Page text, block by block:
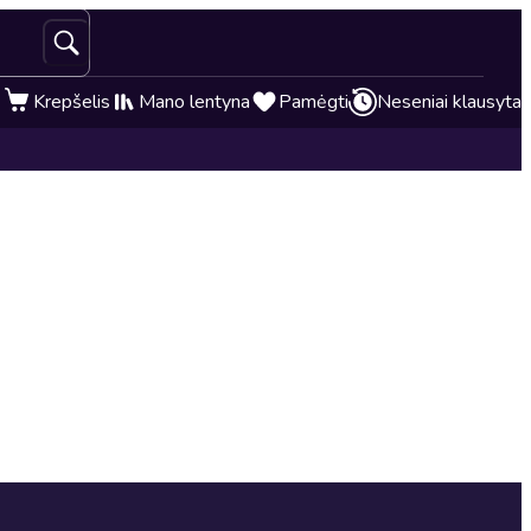
Krepšelis Mano lentyna Pamėgti Neseniai klausyta